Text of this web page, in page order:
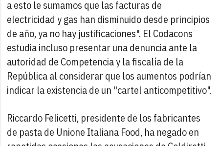
a esto le sumamos que las facturas de
electricidad y gas han disminuido desde principios
de año, ya no hay justificaciones". El Codacons
estudia incluso presentar una denuncia ante la
autoridad de Competencia y la fiscalía de la
República al considerar que los aumentos podrían
indicar la existencia de un "cartel anticompetitivo".
Riccardo Felicetti, presidente de los fabricantes
de pasta de Unione Italiana Food, ha negado en